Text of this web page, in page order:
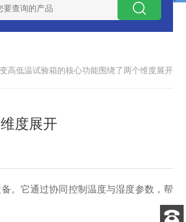
度盐雾试验箱保养维修 SMD-210PF-
高低温试验箱的核心功能围绕了两个维度展开
度展开
。它通过协同控制温度与湿度参数，帮